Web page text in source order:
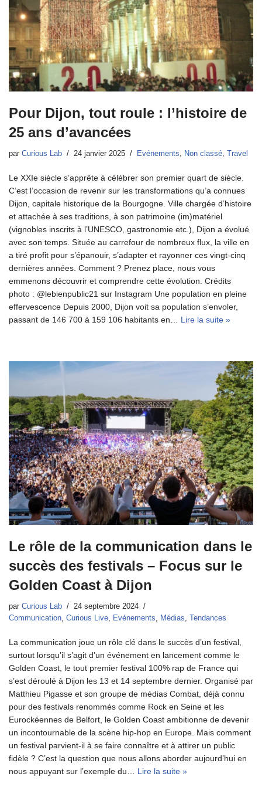
Pour Dijon, tout roule : l’histoire de
25 ans d’avancées
par Curious Lab 24 janvier 2025 Evénements, Non classé, Travel
Le XXIe siècle s’apprête à célébrer son premier quart de siècle.
C’est l’occasion de revenir sur les transformations qu’a connues
Dijon, capitale historique de la Bourgogne. Ville chargée d’histoire
et attachée à ses traditions, à son patrimoine (im)matériel
(vignobles inscrits à l’UNESCO, gastronomie etc.), Dijon a évolué
avec son temps. Située au carrefour de nombreux flux, la ville en
a tiré profit pour s’épanouir, s’adapter et rayonner ces vingt-cinq
dernières années. Comment ? Prenez place, nous vous
emmenons découvrir et comprendre cette évolution. Crédits
photo : @lebienpublic21 sur Instagram Une population en pleine
effervescence Depuis 2000, Dijon voit sa population s’envoler,
passant de 146 700 à 159 106 habitants en… Lire la suite »
Le rôle de la communication dans le
succès des festivals – Focus sur le
Golden Coast à Dijon
par Curious Lab
24 septembre 2024
Communication, Curious Live, Evénements, Médias, Tendances
La communication joue un rôle clé dans le succès d’un festival,
surtout lorsqu’il s’agit d’un événement en lancement comme le
Golden Coast, le tout premier festival 100% rap de France qui
s’est déroulé à Dijon les 13 et 14 septembre dernier. Organisé par
Matthieu Pigasse et son groupe de médias Combat, déjà connu
pour des festivals renommés comme Rock en Seine et les
Eurockéennes de Belfort, le Golden Coast ambitionne de devenir
un incontournable de la scène hip-hop en Europe. Mais comment
un festival parvient-il à se faire connaître et à attirer un public
fidèle ? C’est la question que nous allons aborder aujourd’hui en
nous appuyant sur l’exemple du… Lire la suite »